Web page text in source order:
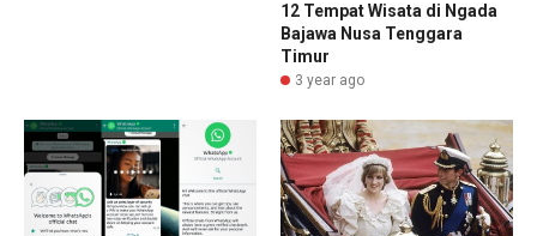
12 Tempat Wisata di Ngada
Bajawa Nusa Tenggara
Timur
3 year ago